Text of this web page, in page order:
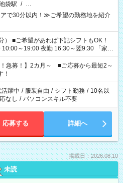
袋駅 / …
で30分以内！≫ご希望の勤務地を紹介
OK！
～19:00 夜勤 16:30～翌9:30 「家族
余裕を持って夕飯の準備がしたい」
ない」 など、ご希望を教えてください
勤務時間。 合計で週40時間を超える場
！急募！】2カ月～ ■ご応募から最短2～
！
躍中 / 服装自由 / シフト勤務 / 10名以
なし / パソコンスキル不要
応募する 詳細へ
掲載日：2026.08.10
未読